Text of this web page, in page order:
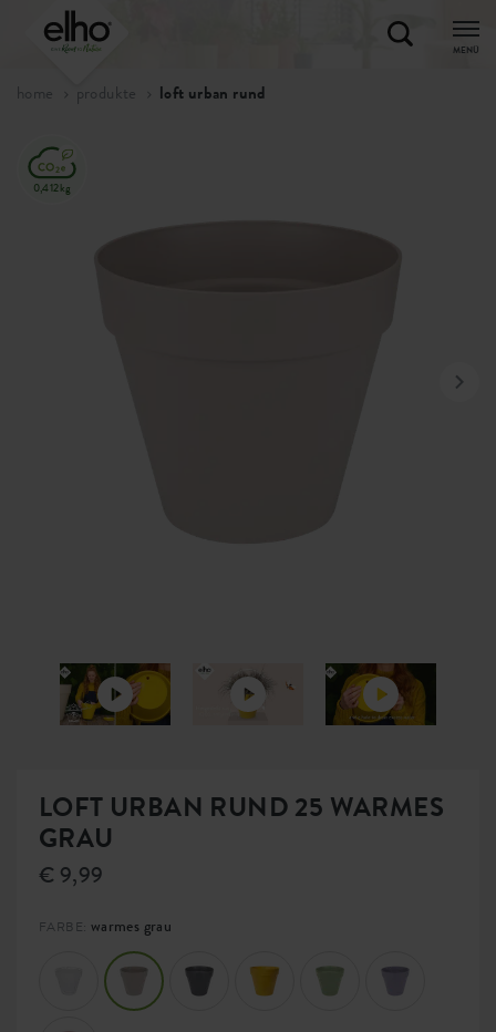
MENÜ
home produkte loft urban rund
LOFT URBAN RUND 25 WARMES
GRAU
€ 9,99
FARBE: warmes grau
0,412kg